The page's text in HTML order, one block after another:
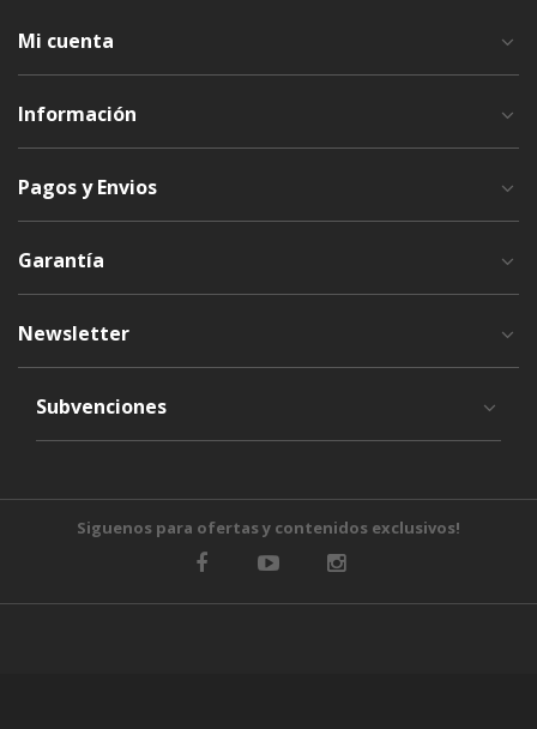
Mi cuenta
Información
Pagos y Envios
Garantía
Newsletter
Subvenciones
Siguenos para ofertas y contenidos exclusivos!